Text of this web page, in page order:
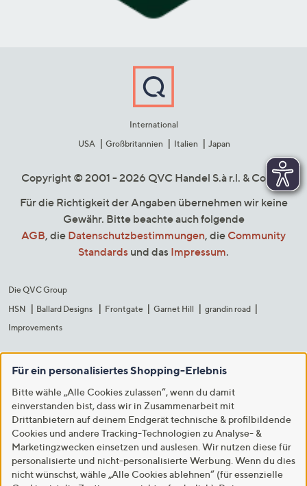
International
USA
Großbritannien Italien Japan
Copyright © 2001 - 2026 QVC Handel S.à r.l. & Co. KG
Für die Richtigkeit der Angaben übernehmen wir keine
Gewähr. Bitte beachte auch folgende
AGB, die Datenschutzbestimmungen, die Community
Standards und das Impressum.
Die QVC Group
HSN
Ballard Designs Frontgate Garnet Hill
grandin road
Improvements
Für ein personalisiertes Shopping-Erlebnis
Bitte wähle „Alle Cookies zulassen“, wenn du damit
einverstanden bist, dass wir in Zusammenarbeit mit
Drittanbietern auf deinem Endgerät technische & profilbildende
Cookies und andere Tracking-Technologien zu Analyse- &
Marketingzwecken einsetzen und auslesen. Wir nutzen diese für
personalisierte und nicht-personalisierte Werbung. Wenn du dies
nicht wünschst, wähle „Alle Cookies ablehnen“ (für essenzielle